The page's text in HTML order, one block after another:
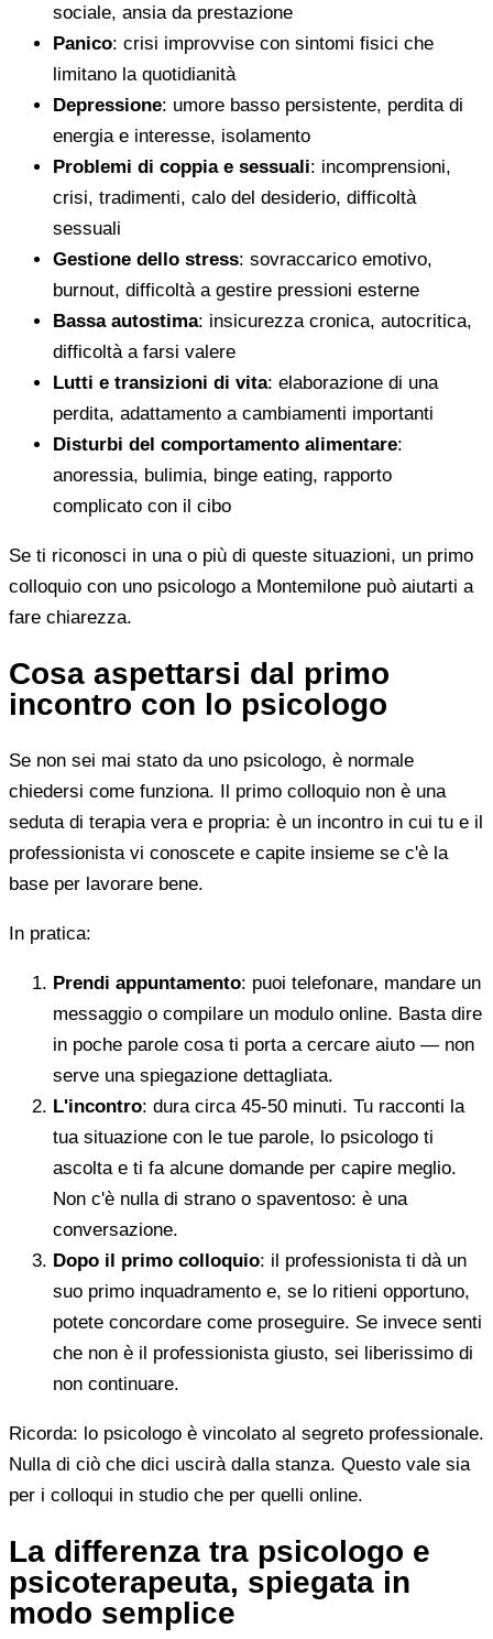
sociale, ansia da prestazione
Panico: crisi improvvise con sintomi fisici che
limitano la quotidianità
Depressione: umore basso persistente, perdita di
energia e interesse, isolamento
Problemi di coppia e sessuali: incomprensioni,
crisi, tradimenti, calo del desiderio, difficoltà
sessuali
Gestione dello stress: sovraccarico emotivo,
burnout, difficoltà a gestire pressioni esterne
Bassa autostima: insicurezza cronica, autocritica,
difficoltà a farsi valere
Lutti e transizioni di vita: elaborazione di una
perdita, adattamento a cambiamenti importanti
Disturbi del comportamento alimentare:
anoressia, bulimia, binge eating, rapporto
complicato con il cibo
Se ti riconosci in una o più di queste situazioni, un primo
colloquio con uno psicologo a Montemilone può aiutarti a
fare chiarezza.
Cosa aspettarsi dal primo
incontro con lo psicologo
Se non sei mai stato da uno psicologo, è normale
chiedersi come funziona. Il primo colloquio non è una
seduta di terapia vera e propria: è un incontro in cui tu e il
professionista vi conoscete e capite insieme se c'è la
base per lavorare bene.
In pratica:
Prendi appuntamento: puoi telefonare, mandare un
messaggio o compilare un modulo online. Basta dire
in poche parole cosa ti porta a cercare aiuto — non
serve una spiegazione dettagliata.
L'incontro: dura circa 45-50 minuti. Tu racconti la
tua situazione con le tue parole, lo psicologo ti
ascolta e ti fa alcune domande per capire meglio.
Non c'è nulla di strano o spaventoso: è una
conversazione.
Dopo il primo colloquio: il professionista ti dà un
suo primo inquadramento e, se lo ritieni opportuno,
potete concordare come proseguire. Se invece senti
che non è il professionista giusto, sei liberissimo di
non continuare.
Ricorda: lo psicologo è vincolato al segreto professionale.
Nulla di ciò che dici uscirà dalla stanza. Questo vale sia
per i colloqui in studio che per quelli online.
La differenza tra psicologo e
psicoterapeuta, spiegata in
modo semplice